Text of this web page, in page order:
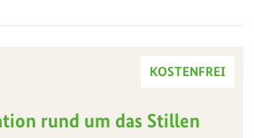
KOSTENFREI
rund um das Stillen